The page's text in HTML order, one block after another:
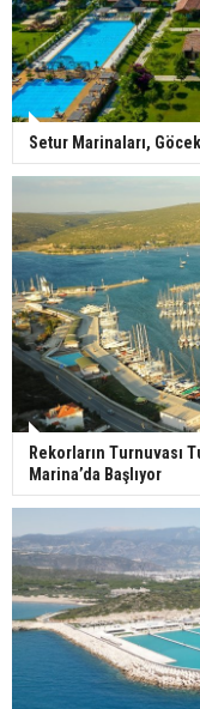
Setur Marinaları,
Rekorların Turnuvası
Marina’da Başlıyor